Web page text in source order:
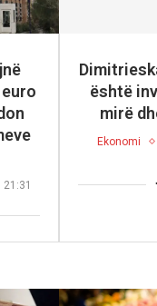
është
mirë
Ekonomi